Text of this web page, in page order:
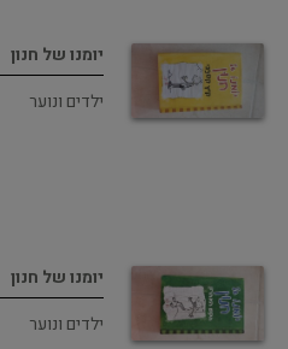
יומנו של חנון
ילדים ונוער
יומנו של חנון
ילדים ונוער